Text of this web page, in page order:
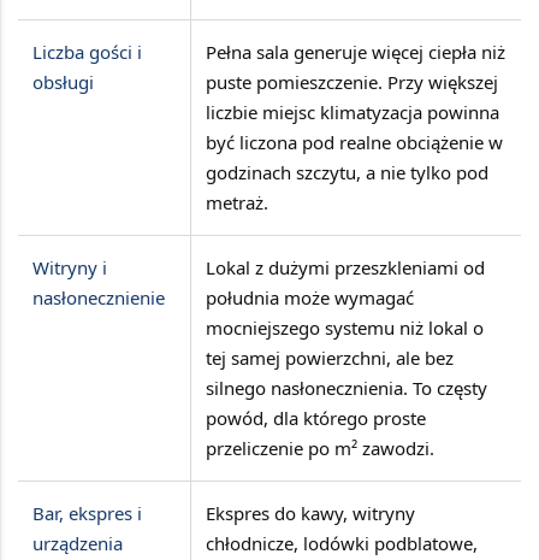
Liczba gości i
obsługi
Pełna sala generuje więcej ciepła niż
puste pomieszczenie. Przy większej
liczbie miejsc klimatyzacja powinna
być liczona pod realne obciążenie w
godzinach szczytu, a nie tylko pod
metraż.
Witryny i
nasłonecznienie
Lokal z dużymi przeszkleniami od
południa może wymagać
mocniejszego systemu niż lokal o
tej samej powierzchni, ale bez
silnego nasłonecznienia. To częsty
powód, dla którego proste
przeliczenie po m² zawodzi.
Bar, ekspres i
urządzenia
Ekspres do kawy, witryny
chłodnicze, lodówki podblatowe,